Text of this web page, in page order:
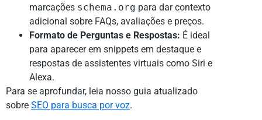
marcações schema.org para dar contexto
adicional sobre FAQs, avaliações e preços.
Formato de Perguntas e Respostas: É ideal
para aparecer em snippets em destaque e
respostas de assistentes virtuais como Siri e
Alexa.
Para se aprofundar, leia nosso guia atualizado
sobre SEO para busca por voz.